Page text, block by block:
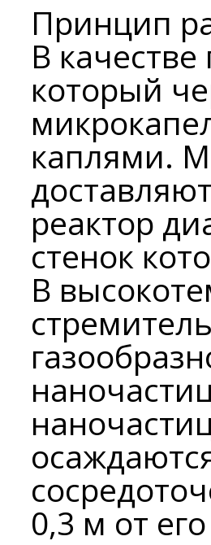
Принцип
В качестве
который
каплями.
реактор
стенок
В
0,3 м от